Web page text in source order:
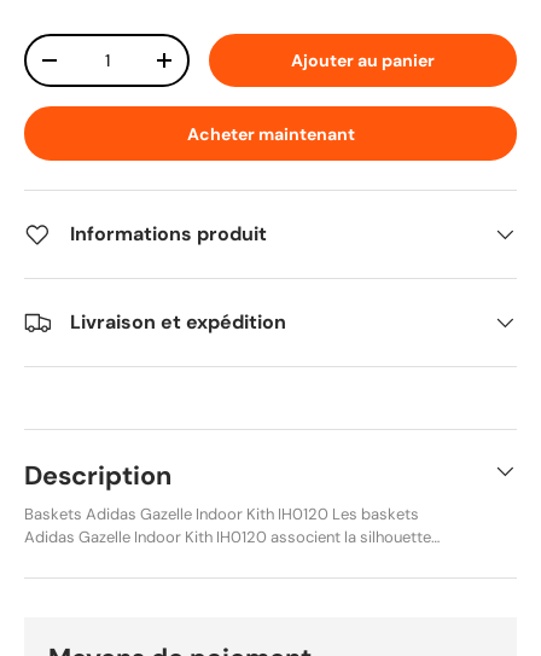
Qté
Diminuer la quantitéAugmenter la quantitéAjouter au panier
Acheter maintenant
Informations produit
Livraison et expédition
Description
Baskets Adidas Gazelle Indoor Kith IH0120 Les baskets
Adidas Gazelle Indoor Kith IH0120 associent la silhouette
Le coloris Ash Purple / Ice Purple / Gum mêle des nuances
une tige premium en nubuck, un renfort d’avant-pied en